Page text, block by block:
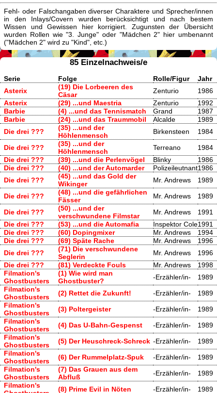
Fehl- oder Falschangaben diverser Charaktere und Sprecher/innen
in den Inlays/Covern wurden berücksichtigt und nach bestem
Wissen und Gewissen hier korrigiert. Zugunsten der Übersicht
wurden Rollen wie "3. Junge" oder "Mädchen 2" hier umbenannt
("Mädchen 2" wird zu "Kind", etc.)
85 Einzelnachweis/e
Serie Folge Rolle/Figur
Jahr
Asterix
(19) Die Lorbeeren des
Cäsar
Zenturio
1986
Asterix
(29) ...und Maestria Zenturio
1992
Barbie
(4) ...und das Tennismatch Grand
1987
Barbie
(24) ...und das Traummobil Alcalde
1989
Die drei ???
(35) ...und der
Höhlenmensch
Birkensteen 1984
Die drei ???
(35) ...und der
Höhlenmensch
Terreano
1984
Die drei ???
(39) ...und die Perlenvögel Blinky
1986
Die drei ???
(40) ...und der Automarder Polizeileutnant1986
Die drei ???
(45) ...und das Gold der
Wikinger
Mr. Andrews 1989
Die drei ???
(48) ...und die gefährlichen
Fässer
Mr. Andrews 1989
Die drei ???
(50) ...und der
verschwundene Filmstar
Mr. Andrews
1991
Die drei ???
(53) ...und die Automafia Inspektor Cole1991
Die drei ???
(60) Dopingmixer Mr. Andrews
1994
Die drei ???
(69) Späte Rache Mr. Andrews
1996
Die drei ???
(71) Die verschwundene
Seglerin
Mr. Andrews
1996
Die drei ???
(81) Verdeckte Fouls Mr. Andrews
1998
Filmation's
Ghostbusters
(1) Wie wird man
Ghostbuster?
-Erzähler/in-
1989
Filmation's
Ghostbusters
(2) Rettet die Zukunft! -Erzähler/in-
1989
Filmation's
Ghostbusters
(3) Poltergeister -Erzähler/in-
1989
Filmation's
Ghostbusters
(4) Das U-Bahn-Gespenst -Erzähler/in-
1989
Filmation's
Ghostbusters
(5) Der Heuschreck-Schreck -Erzähler/in-
1989
Filmation's
Ghostbusters
(6) Der Rummelplatz-Spuk -Erzähler/in-
1989
Filmation's
Ghostbusters
(7) Das Grauen aus dem
Abfluß
-Erzähler/in-
1989
Filmation's
(8) Prime Evil in Nöten -Erzähler/in-
1989